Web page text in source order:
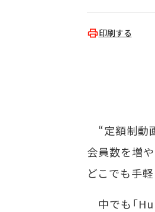
印刷する
“定額制動
会員数を増
どこでも手
中でも「